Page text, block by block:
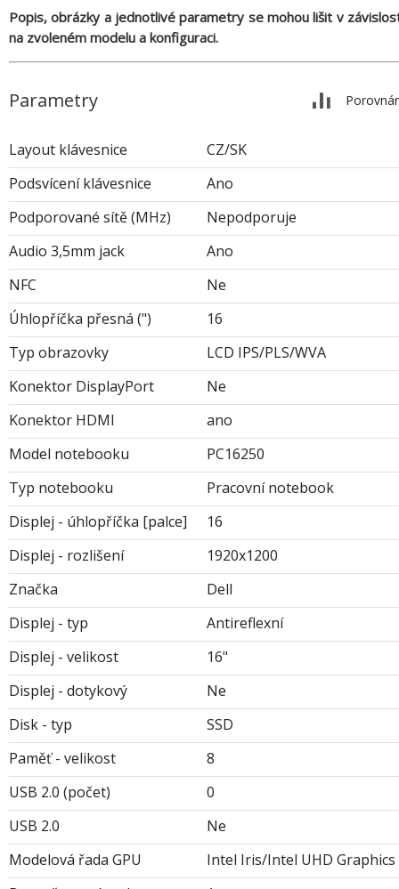
Popis, obrázky a jednotlivé parametry se mohou lišit v
na zvoleném modelu a konfiguraci.
Parametry
Layout klávesnice
CZ/SK
Podsvícení klávesnice
Ano
Podporované sítě (MHz)
Nepodporuje
Audio 3,5mm jack
Ano
NFC
Ne
Úhlopříčka přesná (")
16
Typ obrazovky
LCD IPS/PLS/WVA
Konektor DisplayPort
Ne
Konektor HDMI
ano
Model notebooku
PC16250
Typ notebooku
Pracovní notebook
Displej - úhlopříčka [palce]
16
Displej - rozlišení
1920x1200
Značka
Dell
Displej - typ
Antireflexní
Displej - velikost
16"
Displej - dotykový
Ne
Disk - typ
SSD
Paměť - velikost
8
USB 2.0 (počet)
0
USB 2.0
Ne
Modelová řada GPU
Intel Iris/Intel UHD Graphics